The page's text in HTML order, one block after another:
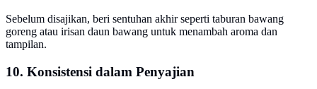
Sebelum disajikan, beri sentuhan akhir seperti taburan bawang
goreng atau irisan daun bawang untuk menambah aroma dan
tampilan.
10. Konsistensi dalam Penyajian